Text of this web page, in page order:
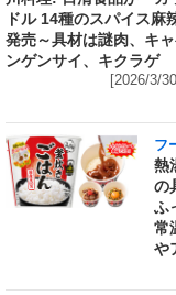
ドル 14種のスパイス麻
発売～具材は謎肉、キ
ンゲンサイ、キクラゲ
[2026/3/
フ
熱
の
ふ
常
や